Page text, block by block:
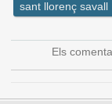
sant llorenç savall
Els